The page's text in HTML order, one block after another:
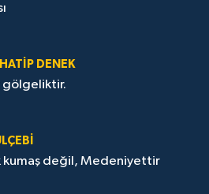
DENEK
gölgeliktir.
kumaş değil, Medeniyettir